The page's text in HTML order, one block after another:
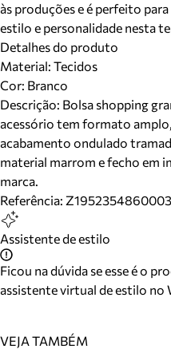
às produções e é perfeito
estilo e personalidade nesta
Detalhes do produto
Material: Tecidos
Cor: Branco
Descrição: Bolsa shopping
acessório tem formato
acabamento ondulado
material marrom e fecho em
marca.
Referência: Z1952354860003
Assistente de estilo
Ficou na dúvida se esse é o
assistente virtual de estilo no
VEJA TAMBÉM